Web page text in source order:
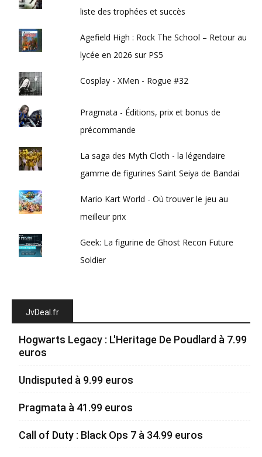
liste des trophées et succès
Agefield High : Rock The School – Retour au
lycée en 2026 sur PS5
Cosplay - XMen - Rogue #32
Pragmata - Éditions, prix et bonus de
précommande
La saga des Myth Cloth - la légendaire
gamme de figurines Saint Seiya de Bandai
Mario Kart World - Où trouver le jeu au
meilleur prix
Geek: La figurine de Ghost Recon Future
Soldier
JvDeal.fr
Hogwarts Legacy : L'Heritage De Poudlard à 7.99
euros
Undisputed à 9.99 euros
Pragmata à 41.99 euros
Call of Duty : Black Ops 7 à 34.99 euros